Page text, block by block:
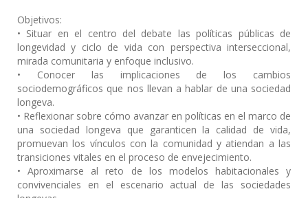
Objetivos:
• Situar en el centro del debate las políticas públicas de
longevidad y ciclo de vida con perspectiva interseccional,
mirada comunitaria y enfoque inclusivo.
• Conocer las implicaciones de los cambios
sociodemográficos que nos llevan a hablar de una sociedad
longeva.
• Reflexionar sobre cómo avanzar en políticas en el marco de
una sociedad longeva que garanticen la calidad de vida,
promuevan los vínculos con la comunidad y atiendan a las
transiciones vitales en el proceso de envejecimiento.
• Aproximarse al reto de los modelos habitacionales y
convivenciales en el escenario actual de las sociedades